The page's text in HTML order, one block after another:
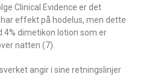
Clinical Evidence er det
effekt på hodelus, men dette
4% dimetikon lotion som er
natten (7).
angir i sine retningslinjer